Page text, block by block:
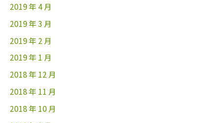
2019 年 4 月
2019 年 3 月
2019 年 2 月
2019 年 1 月
2018 年 12 月
2018 年 11 月
2018 年 10 月